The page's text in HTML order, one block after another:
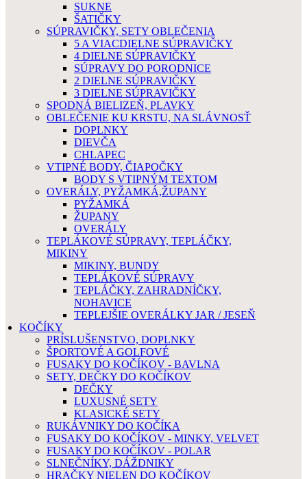
SUKNE
ŠATIČKY
SÚPRAVIČKY, SETY OBLEČENIA
5 A VIACDIELNE SÚPRAVIČKY
4 DIELNE SÚPRAVIČKY
SÚPRAVY DO PORODNICE
2 DIELNE SÚPRAVIČKY
3 DIELNE SÚPRAVIČKY
SPODNÁ BIELIZEŇ, PLAVKY
OBLEČENIE KU KRSTU, NA SLÁVNOSŤ
DOPLNKY
DIEVČA
CHLAPEC
VTIPNÉ BODY, ČIAPOČKY
BODY S VTIPNÝM TEXTOM
OVERÁLY, PYŽAMKÁ,ŽUPANY
PYŽAMKÁ
ŽUPANY
OVERÁLY
TEPLÁKOVÉ SÚPRAVY, TEPLÁČKY,
MIKINY
MIKINY, BUNDY
TEPLÁKOVÉ SÚPRAVY
TEPLÁČKY, ZAHRADNÍČKY,
NOHAVICE
TEPLEJŠIE OVERÁLKY JAR / JESEŇ
KOČÍKY
PRÍSLUŠENSTVO, DOPLNKY
ŠPORTOVÉ A GOLFOVÉ
FUSAKY DO KOČÍKOV - BAVLNA
SETY, DEČKY DO KOČÍKOV
DEČKY
LUXUSNÉ SETY
KLASICKÉ SETY
RUKÁVNIKY DO KOČÍKA
FUSAKY DO KOČÍKOV - MINKY, VELVET
FUSAKY DO KOČÍKOV - POLAR
SLNEČNÍKY, DÁŽDNIKY
HRAČKY NIELEN DO KOČÍKOV